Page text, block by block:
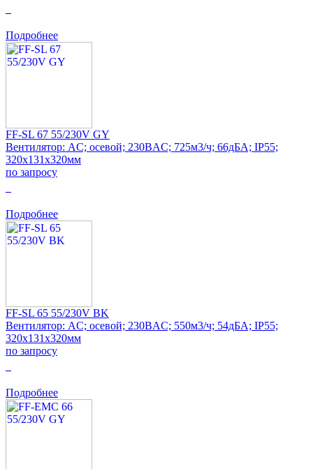
Подробнее
FF-SL 67 55/230V GY
Вентилятор: AC; осевой; 230ВAC; 725м3/ч; 66дБА; IP55;
320x131x320мм
по запросу
Подробнее
FF-SL 65 55/230V BK
Вентилятор: AC; осевой; 230ВAC; 550м3/ч; 54дБА; IP55;
320x131x320мм
по запросу
Подробнее